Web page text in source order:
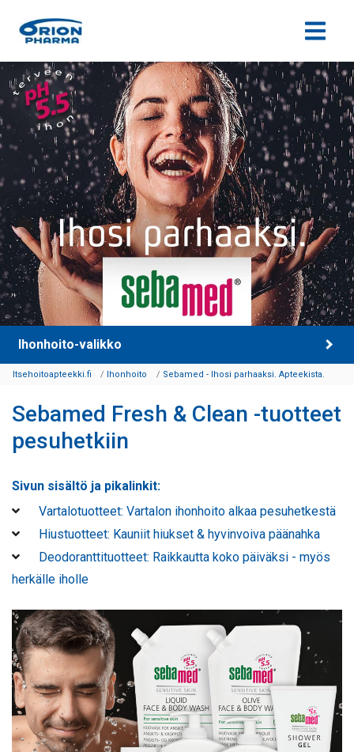
Siirry sisältöön
Ihonhoito-valikko
Itsehoitoapteekki.fi Ihonhoito Sebamed - Ihosi parhaaksi. Apteekista.
Sebamed Fresh & Clean -tuotteet
pesuhetkiin
Sivun sisältö ja pikalinkit:
Vartalotuotteet: Vartalon ihonhoito alkaa pesuhetkestä
Hiustuotteet: Kauniit hiukset & hyvinvoiva päänahka
Deodoranttituotteet: Raikkautta koko päiväksi - myös
herkälle iholle